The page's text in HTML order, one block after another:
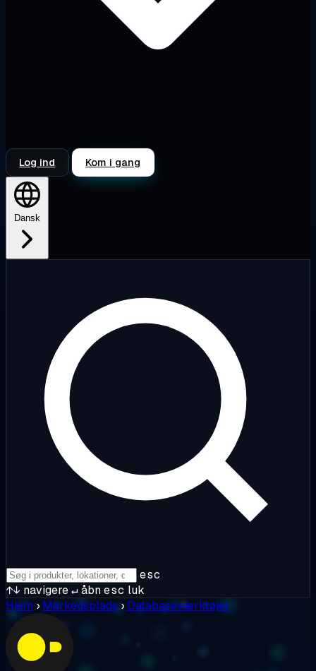
Log ind Kom i gang
Dansk
esc
↑↓ navigere↵åbnesc luk
Hjem › Markedsplads › Databaseværktøjer